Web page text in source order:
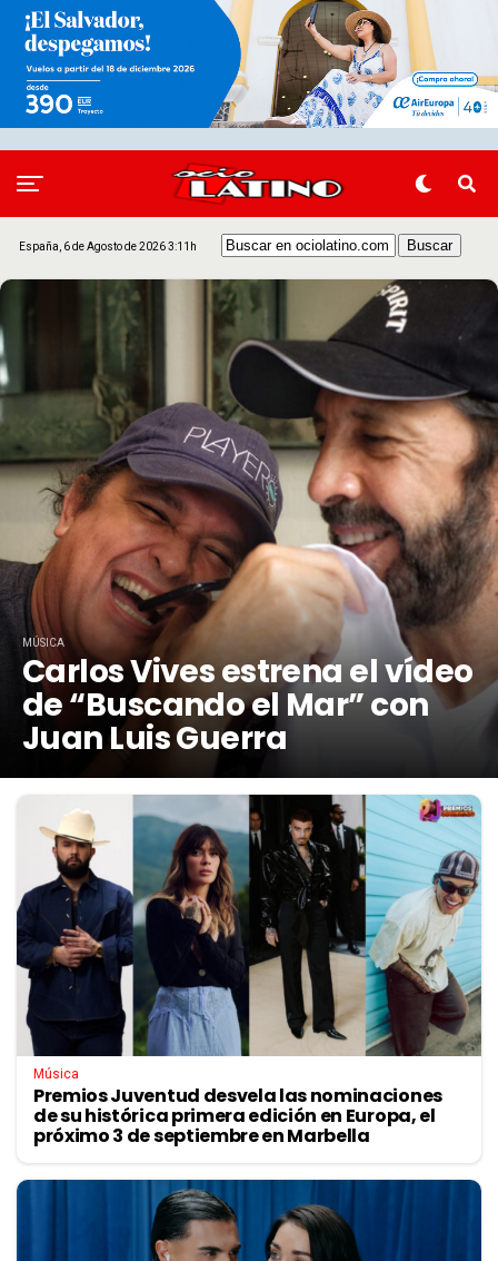
España, 6 de Agosto de 2026 3:11h
MÚSICA
Carlos Vives estrena el vídeo
de “Buscando el Mar” con
Juan Luis Guerra
Música
Premios Juventud desvela las nominaciones
de su histórica primera edición en Europa, el
próximo 3 de septiembre en Marbella